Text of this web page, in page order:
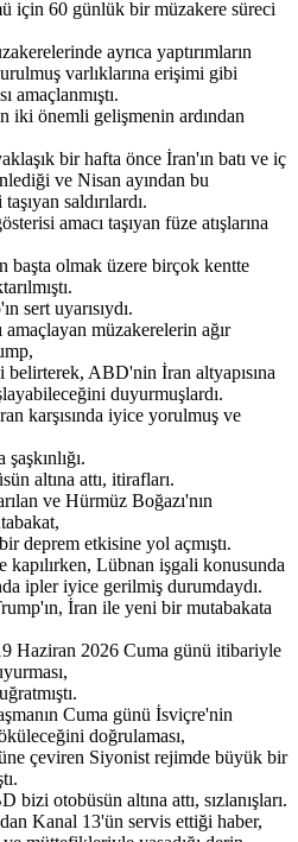
için 60 günlük bir müzakere süreci
ayrıca yaptırımların
varlıklarına erişimi gibi
amaçlanmıştı.
iki önemli gelişmenin ardından
bir hafta önce İran'ın batı ve iç
ve Nisan ayından bu
saldırılardı.
amacı taşıyan füze atışlarına
başta olmak üzere birçok kentte
sert uyarısıydı.
amaçlayan müzakerelerin ağır
belirterek, ABD'nin İran altyapısına
duyurmuşlardı.
karşısında iyice yorulmuş ve
altına attı, itirafları.
ve Hürmüz Boğazı'nın
deprem etkisine yol açmıştı.
Lübnan işgali konusunda
ipler iyice gerilmiş durumdaydı.
İran ile yeni bir mutabakata
Haziran 2026 Cuma günü itibariyle
Cuma günü İsviçre'nin
doğrulaması,
çeviren Siyonist rejimde büyük bir
otobüsün altına attı, sızlanışları.
Kanal 13'ün servis ettiği haber,